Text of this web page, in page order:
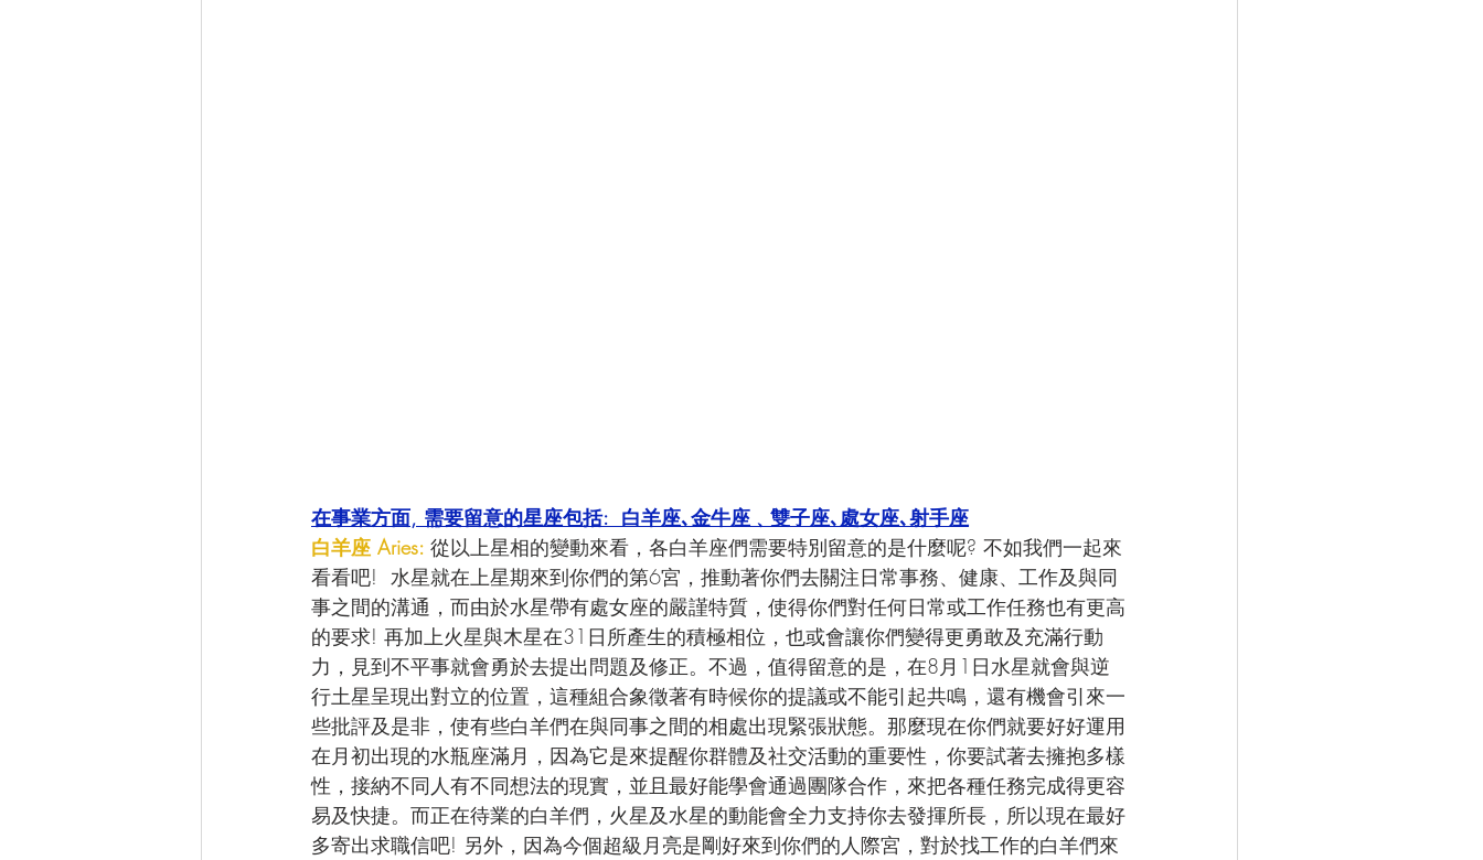
在事業方面, 需要留意的星座包括:  白羊座､金牛座﹑雙子座､處女座､射手座
白羊座 Aries: 從以上星相的變動來看，各白羊座們需要特別留意的是什麼呢? 不如我們一起來
看看吧!  水星就在上星期來到你們的第6宮，推動著你們去關注日常事務、健康、工作及與同
事之間的溝通，而由於水星帶有處女座的嚴謹特質，使得你們對任何日常或工作任務也有更高
的要求! 再加上火星與木星在31日所產生的積極相位，也或會讓你們變得更勇敢及充滿行動
力，見到不平事就會勇於去提出問題及修正。不過，值得留意的是，在8月1日水星就會與逆
行土星呈現出對立的位置，這種組合象徵著有時候你的提議或不能引起共鳴，還有機會引來一
些批評及是非，使有些白羊們在與同事之間的相處出現緊張狀態。那麼現在你們就要好好運用
在月初出現的水瓶座滿月，因為它是來提醒你群體及社交活動的重要性，你要試著去擁抱多樣
性，接納不同人有不同想法的現實，並且最好能學會通過團隊合作，來把各種任務完成得更容
易及快捷。而正在待業的白羊們，火星及水星的動能會全力支持你去發揮所長，所以現在最好
多寄出求職信吧! 另外，因為今個超級月亮是剛好來到你們的人際宮，對於找工作的白羊們來